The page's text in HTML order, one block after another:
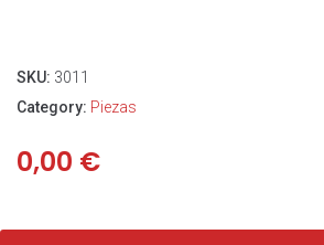
SKU: 3011
Category: Piezas
0,00 €